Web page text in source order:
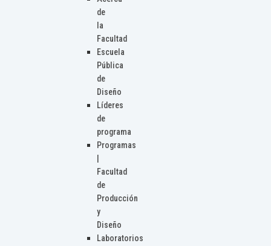
de
la
Facultad
Escuela
Pública
de
Diseño
Líderes
de
programa
Programas
Facultad
de
Producción
y
Diseño
Laboratorios